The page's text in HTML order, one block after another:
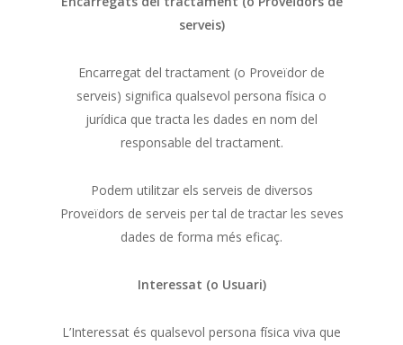
serveis)
Encarregat del tractament (o Proveïdor de
serveis) significa qualsevol persona física o
jurídica que tracta les dades en nom del
responsable del tractament.
Podem utilitzar els serveis de diversos
Proveïdors de serveis per tal de tractar les seves
dades de forma més eficaç.
Interessat (o Usuari)
L’Interessat és qualsevol persona física viva que